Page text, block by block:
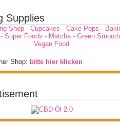
Supplies
Shop: bitte hier klicken